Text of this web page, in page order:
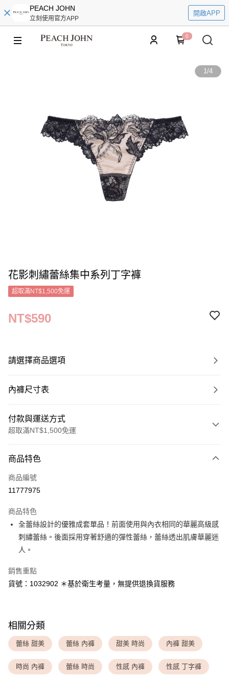
PEACH JOHN
立刻使用官方APP
開啟APP
0
1/4
花影刺繡蕾絲集中系列丁字褲
超取滿NT$1,500免運
NT$590
請選擇商品選項
內褲尺寸表
付款與運送方式
超取滿NT$1,500免運
信用卡一次付款
超商取貨付款
Apple Pay
運送方式
<無合作配送請勿選取>萊爾富取貨付款
每筆NT$9,999
<無合作配送請勿選取>付款後萊爾富取貨
每筆NT$9,999
商品特色
商品編號
11777975
商品特色
全蕾絲設計的優雅成套單品！前面使用與內衣相同的華麗高級感
刺繡蕾絲。後面採用穿著舒適的彈性蕾絲，蕾絲透出肌膚華麗迷
人。
銷售重點
貨號：1032902 ＊基於衛生考量，無提供退換貨服務
相關分類
蕾絲 甜美 蕾絲 內褲 甜美 時尚 內褲 甜美
時尚 內褲 蕾絲 時尚 性感 內褲 性感 丁字褲